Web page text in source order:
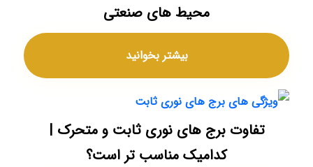
محیط های صنعتی
بیشتر بخوانید
تفاوت برج های نوری ثابت و متحرک |
کدامیک مناسب تر است؟